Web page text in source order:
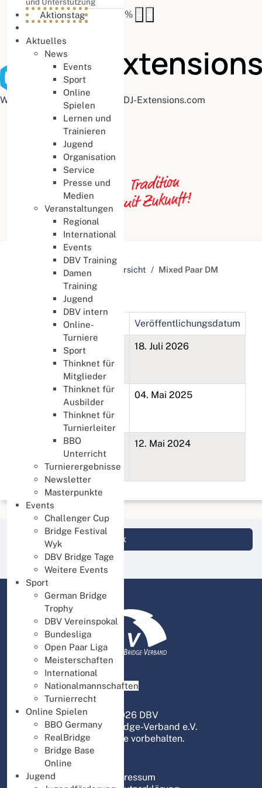
Buchstabenabstand
%
Web Accessibility plugin by DJ-Extensions.com
Aktionstag
Aktuelles
News
Events
Sport
Online
Spielen
Lernen und
Trainieren
Jugend
Organisation
Service
Presse und
Medien
Veranstaltungen
Regional
International
Events
DBV Training
Damen
Training
Jugend
DBV intern
Online-
Turniere
Sport
Thinknet für
Mitglieder
Thinknet für
Ausbilder
Thinknet für
Turnierleiter
BBO
Unterricht
Turnierergebnisse
Newsletter
Masterpunkte
Events
Challenger Cup
Bridge Festival
Wyk
DBV Bridge Tage
Weitere Events
Sport
German Bridge
Trophy
DBV Vereinspokal
Bundesliga
Open Paar Liga
Meisterschaften
International
Nationalmannschaften
Turnierrecht
Online Spielen
BBO Germany
RealBridge
Bridge Base
Online
Jugend
Aktuelle Seite: Startseite
Schlagworte / Tags Übersicht
Mixed Paar DM
Mixed Paar DM
Veröffentlichungsdatum
65. Deutsche Mixed
Paarmeisterschaft
18. Juli 2026
64. Deutsche Mixed
Paarmeisterschaft
04. Mai 2025
63. Deutsche Mixed
Paarmeisterschaft
2024
12. Mai 2024
Login DBV Datenbank
© 2026 DBV
Deutscher Bridge-Verband e.V.
Alle Rechte vorbehalten.
Impressum